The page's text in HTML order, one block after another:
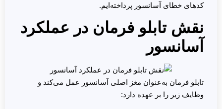
کدهای خطای آسانسور پرداخته‌ایم.
نقش تابلو فرمان در عملکرد
آسانسور
تابلو فرمان به‌عنوان مغز اصلی آسانسور عمل می‌کند و
وظایف زیر را بر عهده دارد: